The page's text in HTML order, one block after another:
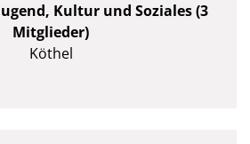
Kultur und Soziales (3
Mitglieder)
Köthel